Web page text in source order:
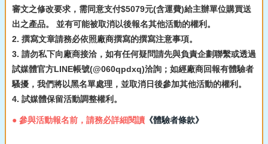
審文之修改要求，需同意支付$5079元(含運費)給主辦單位購買送
出之產品。 並有可能被取消以後報名其他活動的權利。
2. 撰寫文章請務必依照廠商撰寫的撰寫注意事項。
3. 請勿私下向廠商接洽，如有任何疑問請先與負責企劃聯繫或透過
試媒體官方LINE帳號(@060qpdxq)洽詢；如經廠商回報有體驗者
騷擾，我們將以黑名單處理，並取消日後參加其他活動的權利。
4. 試媒體保留活動調整權利。
● 參與活動報名前，請務必詳細閱讀 《體驗者條款》